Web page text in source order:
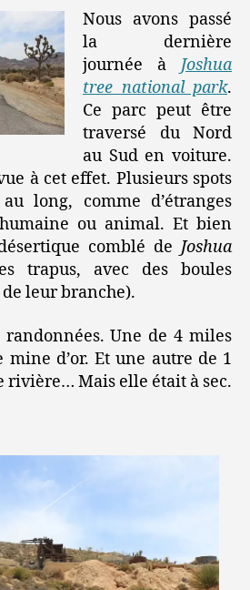
Nous avons passé
la dernière
journée à Joshua
tree national park.
Ce parc peut être
traversé du Nord
au Sud en voiture.
à cet effet. Plusieurs spots
long, comme d’étranges
ou animal. Et bien
comblé de Joshua
trapus, avec des boules
leur branche).
Une de 4 miles
mine d’or. Et une autre de 1
rivière… Mais elle était à sec.